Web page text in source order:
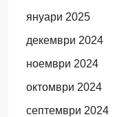
януари 2025
декември 2024
ноември 2024
октомври 2024
септември 2024